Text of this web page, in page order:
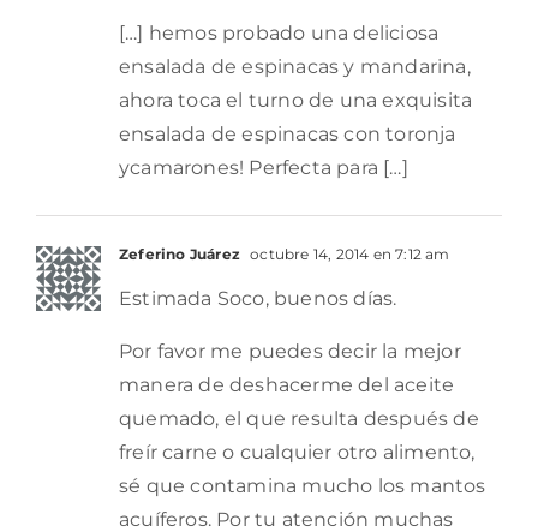
[…] hemos probado una deliciosa
ensalada de espinacas y mandarina,
ahora toca el turno de una exquisita
ensalada de espinacas con toronja
ycamarones! Perfecta para […]
Zeferino Juárez octubre 14, 2014 en 7:12 am
Estimada Soco, buenos días.
Por favor me puedes decir la mejor
manera de deshacerme del aceite
quemado, el que resulta después de
freír carne o cualquier otro alimento,
sé que contamina mucho los mantos
acuíferos. Por tu atención muchas